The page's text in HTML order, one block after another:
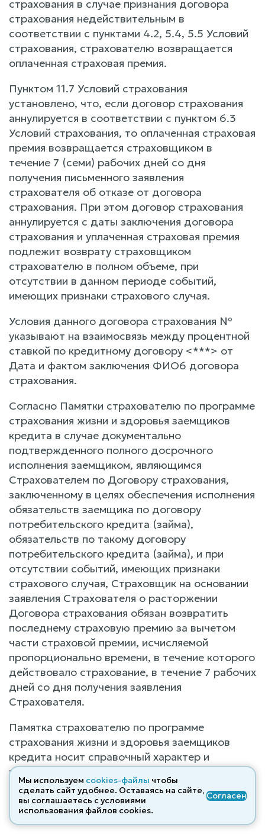
страхования в случае признания договора
страхования недействительным в
соответствии с пунктами 4.2, 5.4, 5.5 Условий
страхования, страхователю возвращается
оплаченная страховая премия.
Пунктом 11.7 Условий страхования
установлено, что, если договор страхования
аннулируется в соответствии с пунктом 6.3
Условий страхования, то оплаченная страховая
премия возвращается страховщиком в
течение 7 (семи) рабочих дней со дня
получения письменного заявления
страхователя об отказе от договора
страхования. При этом договор страхования
аннулируется с даты заключения договора
страхования и уплаченная страховая премия
подлежит возврату страховщиком
страхователю в полном объеме, при
отсутствии в данном периоде событий,
имеющих признаки страхового случая.
Условия данного договора страхования №
указывают на взаимосвязь между процентной
ставкой по кредитному договору <***> от
Дата и фактом заключения ФИО6 договора
страхования.
Согласно Памятки страхователю по программе
страхования жизни и здоровья заемщиков
кредита в случае документально
подтвержденного полного досрочного
исполнения заемщиком, являющимся
Страхователем по Договору страхования,
заключенному в целях обеспечения исполнения
обязательств заемщика по договору
потребительского кредита (займа),
обязательств по такому договору
потребительского кредита (займа), и при
отсутствии событий, имеющих признаки
страхового случая, Страховщик на основании
заявления Страхователя о расторжении
Договора страхования обязан возвратить
последнему страховую премию за вычетом
части страховой премии, исчисляемой
пропорционально времени, в течение которого
действовало страхование, в течение 7 рабочих
дней со дня получения заявления
Страхователя.
Памятка страхователю по программе
страхования жизни и здоровья заемщиков
кредита носит справочный характер и
предназначена для разъяснения условий
страхования. Оплачивая страховую премию,
страхователь подтверждает, что с памяткой
ознакомлен, памятка вручена.
Мы используем cookies-файлы чтобы
сделать сайт удобнее. Оставаясь на сайте,
вы соглашаетесь с условиями
использования файлов cооkies.
Согласен